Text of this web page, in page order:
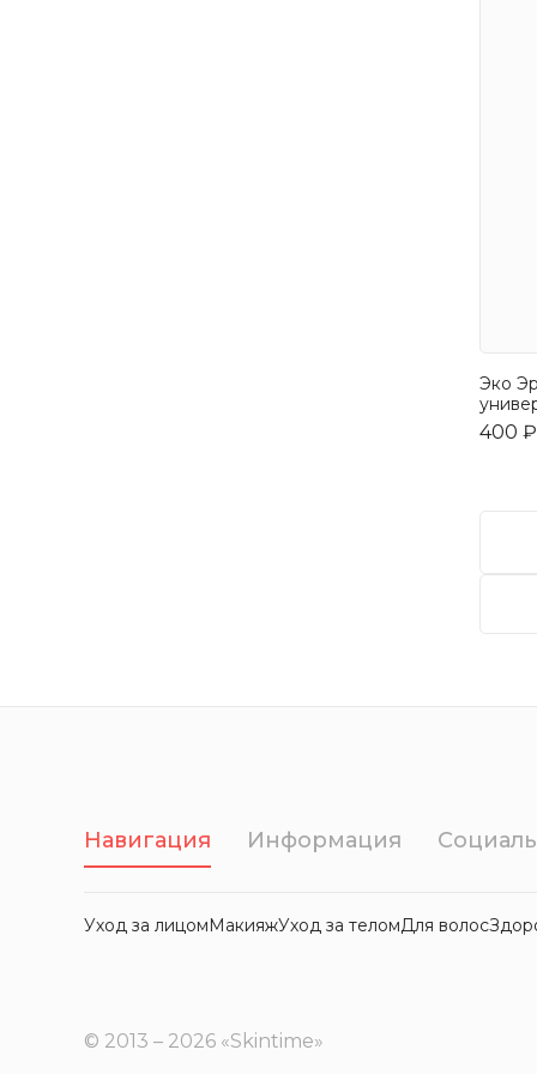
Эко
400 ₽
Навигация Информация
Уход за лицомМакияжУход за теломДля волос
© 2013 – 2026 «Skintime»